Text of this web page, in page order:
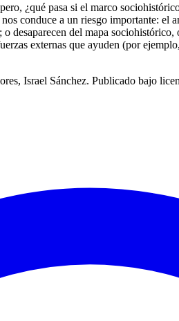
¿qué pasa si el marco
conduce a un riesgo importante:
desaparecen del mapa
externas que ayuden (por
Israel Sánchez. Publicado bajo